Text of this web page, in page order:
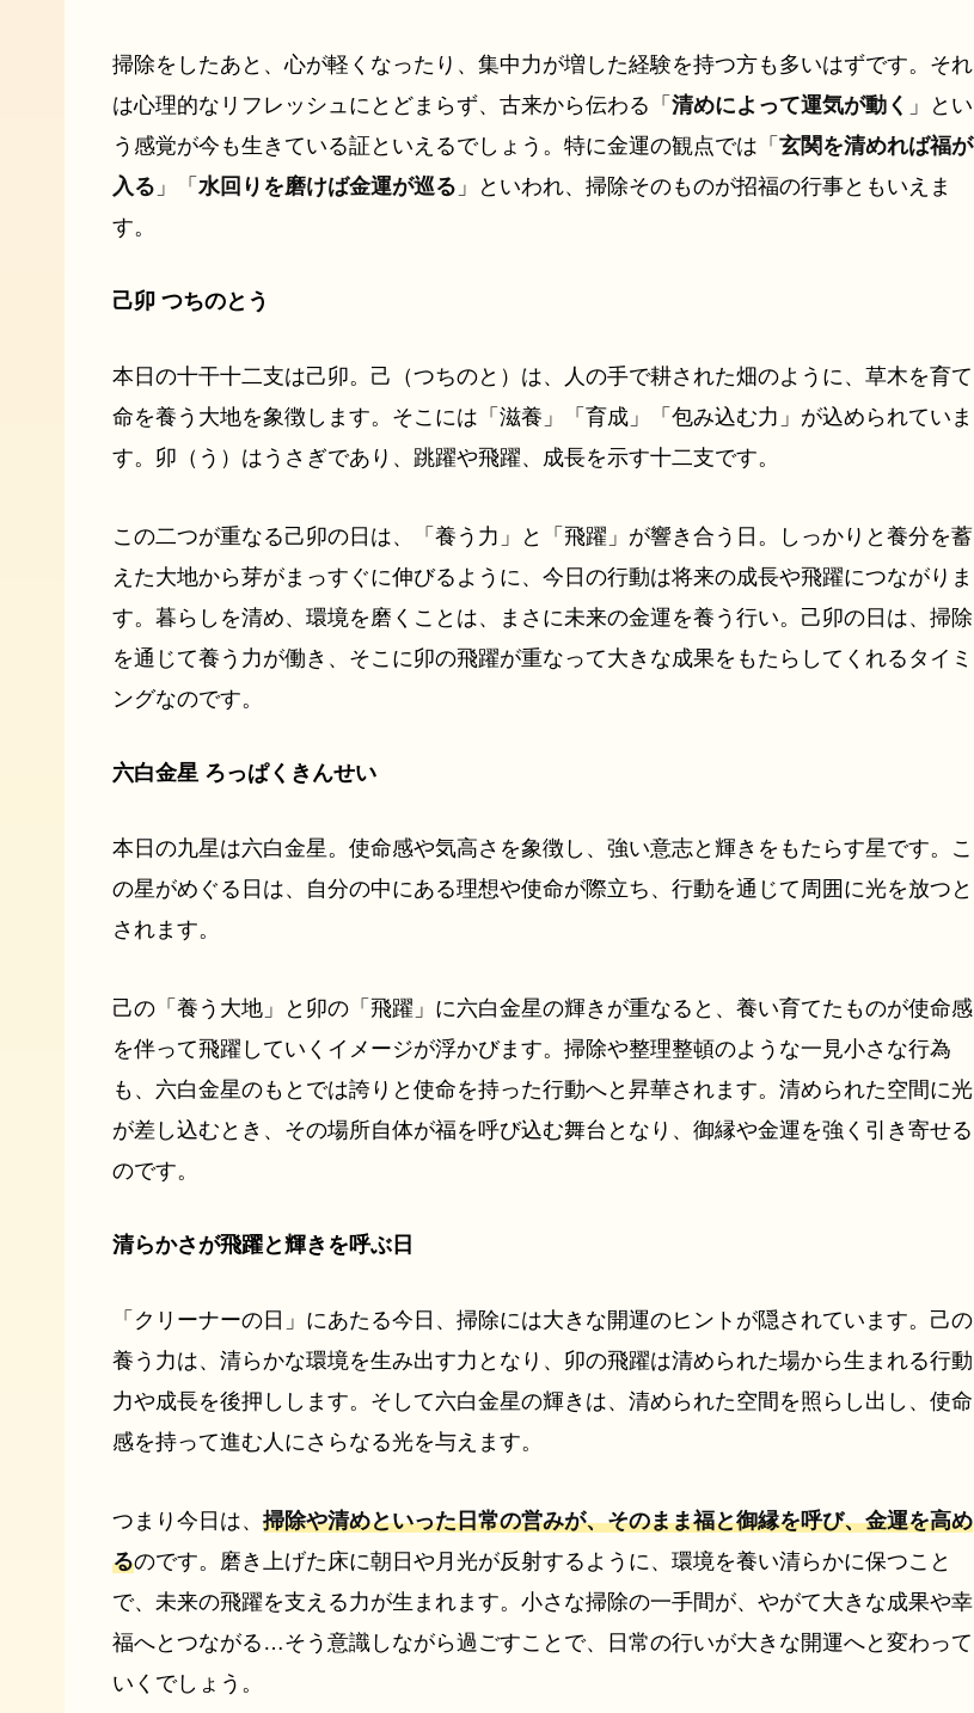
掃除をしたあと、心が軽くなったり、集中力が増した経験を持つ方も多いはずです。それ
は心理的なリフレッシュにとどまらず、古来から伝わる「 清めによって運気が動く 」とい
う感覚が今も生きている証といえるでしょう。特に金運の観点では「 玄関を清めれば福が
入る 」「 水回りを磨けば金運が巡る 」といわれ、掃除そのものが招福の行事ともいえま
す。
己卯 つちのとう
本日の十干十二支は己卯。己（つちのと）は、人の手で耕された畑のように、草木を育て
命を養う大地を象徴します。そこには「滋養」「育成」「包み込む力」が込められていま
す。卯（う）はうさぎであり、跳躍や飛躍、成長を示す十二支です。
この二つが重なる己卯の日は、「養う力」と「飛躍」が響き合う日。しっかりと養分を蓄
えた大地から芽がまっすぐに伸びるように、今日の行動は将来の成長や飛躍につながりま
す。暮らしを清め、環境を磨くことは、まさに未来の金運を養う行い。己卯の日は、掃除
を通じて養う力が働き、そこに卯の飛躍が重なって大きな成果をもたらしてくれるタイミ
ングなのです。
六白金星 ろっぱくきんせい
本日の九星は六白金星。使命感や気高さを象徴し、強い意志と輝きをもたらす星です。こ
の星がめぐる日は、自分の中にある理想や使命が際立ち、行動を通じて周囲に光を放つと
されます。
己の「養う大地」と卯の「飛躍」に六白金星の輝きが重なると、養い育てたものが使命感
を伴って飛躍していくイメージが浮かびます。掃除や整理整頓のような一見小さな行為
も、六白金星のもとでは誇りと使命を持った行動へと昇華されます。清められた空間に光
が差し込むとき、その場所自体が福を呼び込む舞台となり、御縁や金運を強く引き寄せる
のです。
清らかさが飛躍と輝きを呼ぶ日
「クリーナーの日」にあたる今日、掃除には大きな開運のヒントが隠されています。己の
養う力は、清らかな環境を生み出す力となり、卯の飛躍は清められた場から生まれる行動
力や成長を後押しします。そして六白金星の輝きは、清められた空間を照らし出し、使命
感を持って進む人にさらなる光を与えます。
つまり今日は、 掃除や清めといった日常の営みが、そのまま福と御縁を呼び、金運を高め
るのです。磨き上げた床に朝日や月光が反射するように、環境を養い清らかに保つこと
で、未来の飛躍を支える力が生まれます。小さな掃除の一手間が、やがて大きな成果や幸
福へとつながる…そう意識しながら過ごすことで、日常の行いが大きな開運へと変わって
いくでしょう。